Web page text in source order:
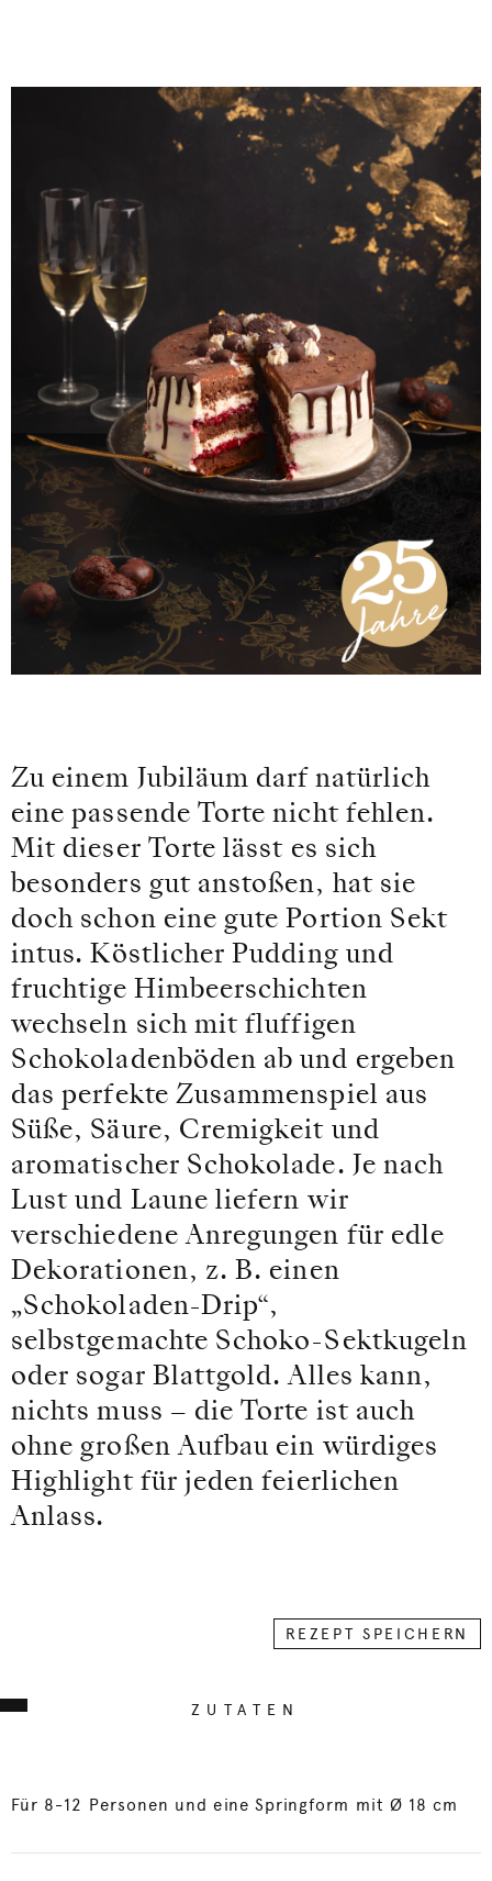
Zu einem Jubiläum darf natürlich
eine passende Torte nicht fehlen.
Mit dieser Torte lässt es sich
besonders gut anstoßen, hat sie
doch schon eine gute Portion Sekt
intus. Köstlicher Pudding und
fruchtige Himbeerschichten
wechseln sich mit fluffigen
Schokoladenböden ab und ergeben
das perfekte Zusammenspiel aus
Süße, Säure, Cremigkeit und
aromatischer Schokolade. Je nach
Lust und Laune liefern wir
verschiedene Anregungen für edle
Dekorationen, z. B. einen
„Schokoladen-Drip“,
selbstgemachte Schoko-Sektkugeln
oder sogar Blattgold. Alles kann,
nichts muss – die Torte ist auch
ohne großen Aufbau ein würdiges
Highlight für jeden feierlichen
Anlass.
REZEPT SPEICHERN
ZUTATEN
Für 8-12 Personen und eine Springform mit Ø 18 cm